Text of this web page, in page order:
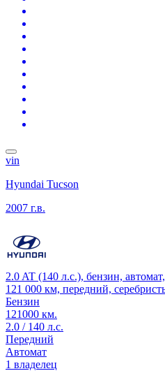
vin
Hyundai Tucson
2007 г.в.
2.0 AT (140 л.с.), бензин,
121 000 км, передний,
Бензин
121000 км.
2.0 / 140 л.с.
Передний
Автомат
1 владелец